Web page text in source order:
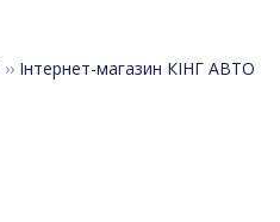
›› Інтернет-магазин КІНГ АВТО